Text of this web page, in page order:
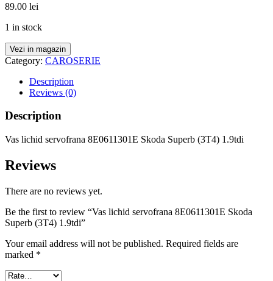
89.00 lei
1 in stock
Vezi in magazin
Category: CAROSERIE
Description
Reviews (0)
Description
Vas lichid servofrana 8E0611301E Skoda Superb (3T4) 1.9tdi
Reviews
There are no reviews yet.
Be the first to review “Vas lichid servofrana 8E0611301E Skoda
Superb (3T4) 1.9tdi”
Your email address will not be published. Required fields are
marked *